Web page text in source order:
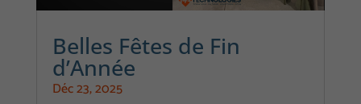
Belles Fêtes de Fin
d’Année
Déc 23, 2025
d'établir des
nous utilisons